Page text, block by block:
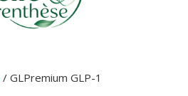
/ GLPremium GLP-1